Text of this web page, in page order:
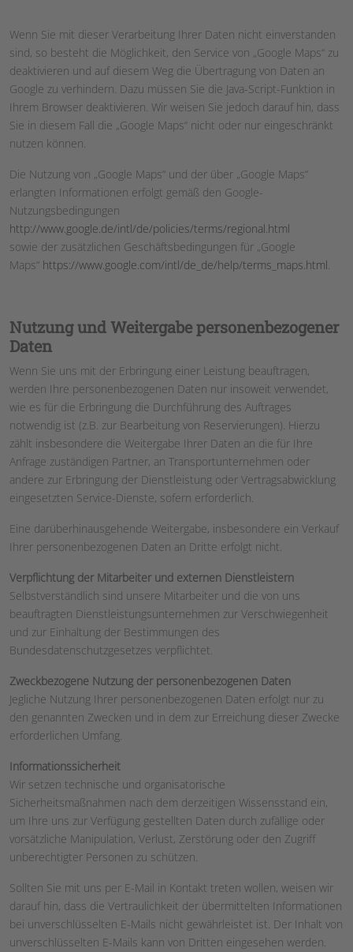
Wenn Sie mit dieser Verarbeitung Ihrer Daten nicht einverstanden
sind, so besteht die Möglichkeit, den Service von „Google Maps“ zu
deaktivieren und auf diesem Weg die Übertragung von Daten an
Google zu verhindern. Dazu müssen Sie die Java-Script-Funktion in
Ihrem Browser deaktivieren. Wir weisen Sie jedoch darauf hin, dass
Sie in diesem Fall die „Google Maps“ nicht oder nur eingeschränkt
nutzen können.
Die Nutzung von „Google Maps“ und der über „Google Maps“
erlangten Informationen erfolgt gemäß den Google-
Nutzungsbedingungen
http://www.google.de/intl/de/policies/terms/regional.html
sowie der zusätzlichen Geschäftsbedingungen für „Google
Maps“ https://www.google.com/intl/de_de/help/terms_maps.html.
Nutzung und Weitergabe personenbezogener
Daten
Wenn Sie uns mit der Erbringung einer Leistung beauftragen,
werden Ihre personenbezogenen Daten nur insoweit verwendet,
wie es für die Erbringung die Durchführung des Auftrages
notwendig ist (z.B. zur Bearbeitung von Reservierungen). Hierzu
zählt insbesondere die Weitergabe Ihrer Daten an die für Ihre
Anfrage zuständigen Partner, an Transportunternehmen oder
andere zur Erbringung der Dienstleistung oder Vertragsabwicklung
eingesetzten Service-Dienste, sofern erforderlich.
Eine darüberhinausgehende Weitergabe, insbesondere ein Verkauf
Ihrer personenbezogenen Daten an Dritte erfolgt nicht.
Verpflichtung der Mitarbeiter und externen Dienstleistern
Selbstverständlich sind unsere Mitarbeiter und die von uns
beauftragten Dienstleistungsunternehmen zur Verschwiegenheit
und zur Einhaltung der Bestimmungen des
Bundesdatenschutzgesetzes verpflichtet.
Zweckbezogene Nutzung der personenbezogenen Daten
Jegliche Nutzung Ihrer personenbezogenen Daten erfolgt nur zu
den genannten Zwecken und in dem zur Erreichung dieser Zwecke
erforderlichen Umfang.
Informationssicherheit
Wir setzen technische und organisatorische
Sicherheitsmaßnahmen nach dem derzeitigen Wissensstand ein,
um Ihre uns zur Verfügung gestellten Daten durch zufällige oder
vorsätzliche Manipulation, Verlust, Zerstörung oder den Zugriff
unberechtigter Personen zu schützen.
Sollten Sie mit uns per E-Mail in Kontakt treten wollen, weisen wir
darauf hin, dass die Vertraulichkeit der übermittelten Informationen
bei unverschlüsselten E-Mails nicht gewährleistet ist. Der Inhalt von
unverschlüsselten E-Mails kann von Dritten eingesehen werden.